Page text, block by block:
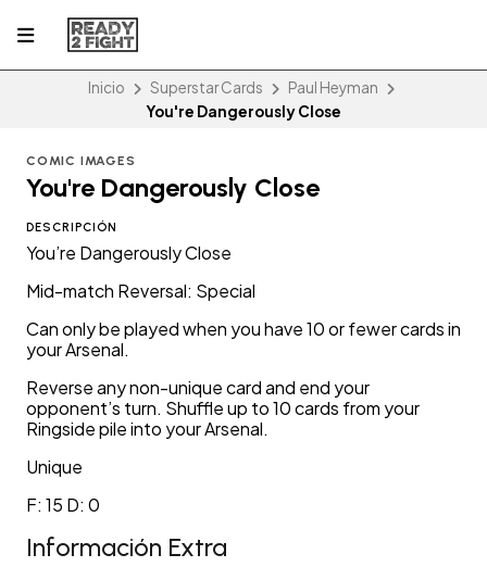
Inicio Superstar Cards
Paul Heyman
You're Dangerously Close
COMIC IMAGES
You're Dangerously Close
DESCRIPCIÓN
You’re Dangerously Close
Mid-match Reversal: Special
Can only be played when you have 10 or fewer cards in
your Arsenal.
Reverse any non-unique card and end your
opponent’s turn. Shuffle up to 10 cards from your
Ringside pile into your Arsenal.
Unique
F: 15 D: 0
Información Extra